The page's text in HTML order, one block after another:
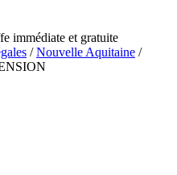
immédiate et gratuite
/Nouvelle Aquitaine /